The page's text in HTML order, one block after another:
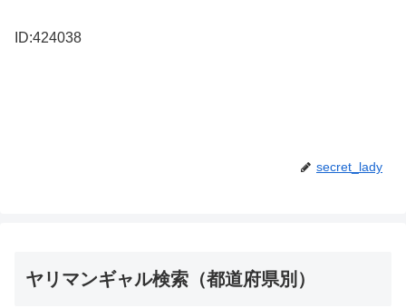
ID:424038
secret_lady
ヤリマンギャル検索（都道府県別）